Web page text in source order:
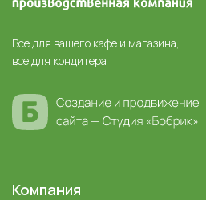
Все для вашего кафе и магазина,
все для кондитера
Компания